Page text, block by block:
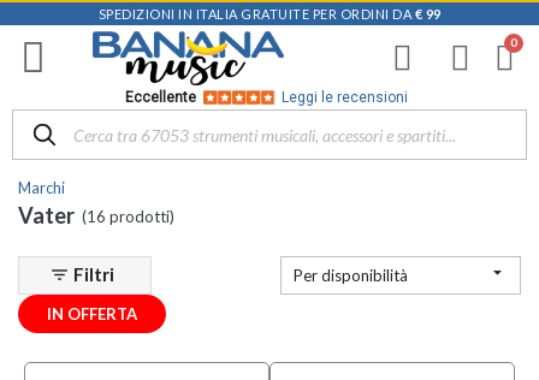
SPEDIZIONI IN ITALIA GRATUITE PER ORDINI DA € 99
Eccellente Leggi le recensioni
Marchi
Vater (16 prodotti)
Filtra
i
risultati
Disponibile
in
Negozio
Music |
Vicenza
(6)
| Altavilla
IN OFFERTA
filter_list Filtri Per disponibilità 